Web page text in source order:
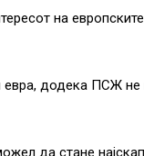
на
евра, додека ПСЖ не
да стане